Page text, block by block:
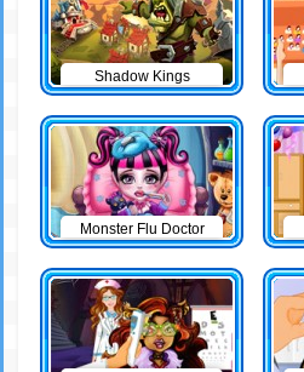
Shadow Kings
Monster Flu Doctor